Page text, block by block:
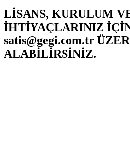
LİSANS, KURULUM
İHTİYAÇLARINIZ
satis@gegi.com.tr
ALABİLİRSİNİZ.